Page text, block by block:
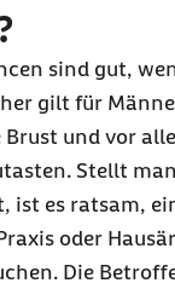
sind gut,
gilt für
und vor
Stellt
ist es ratsam,
oder
Die